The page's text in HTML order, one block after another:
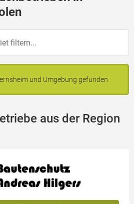
und Umgebung gefunden
aus der Region